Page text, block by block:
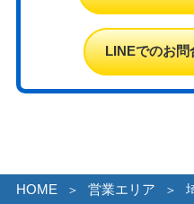
LINEでのお問
HOME 営業エリア